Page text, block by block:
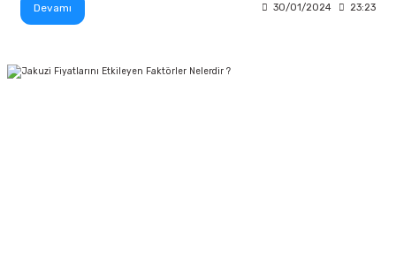
Devamı 30/01/2024 23:23